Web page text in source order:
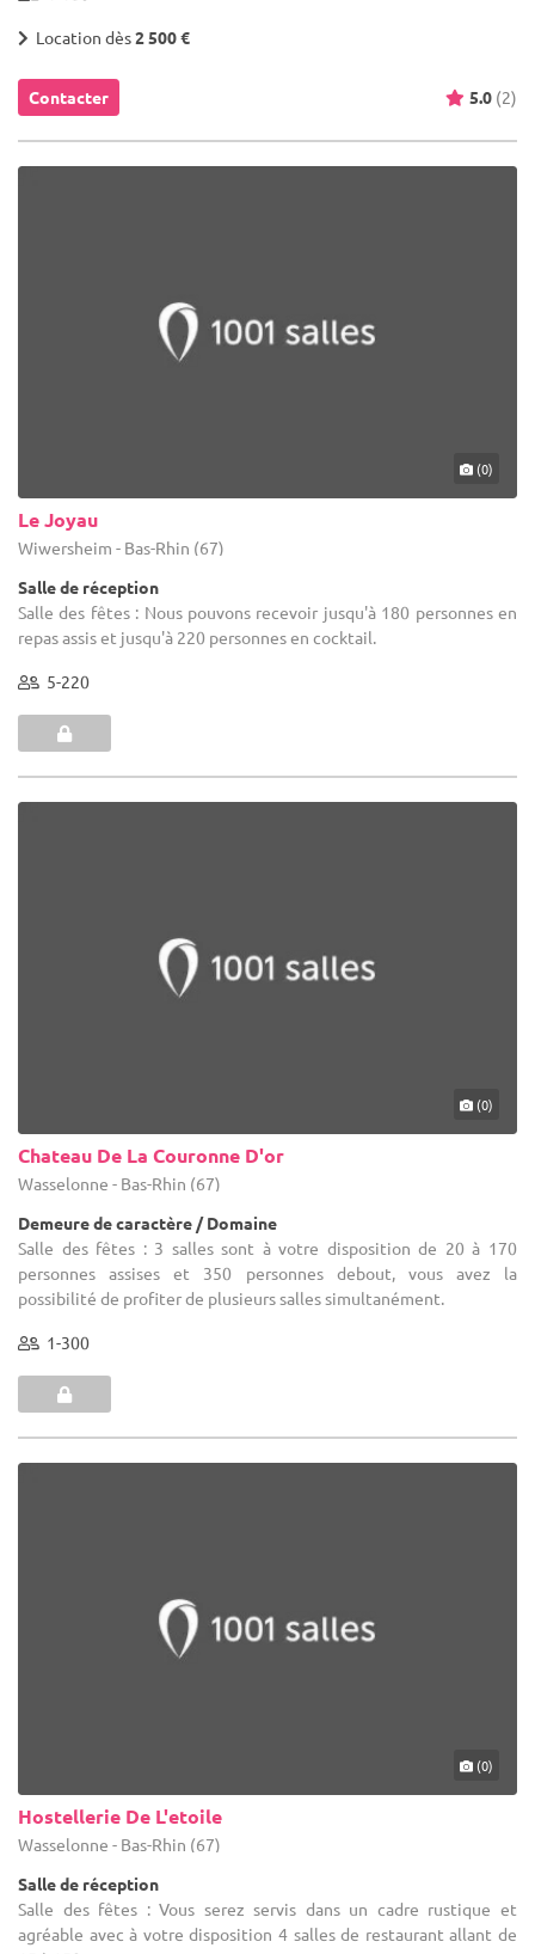
Location dès2 500 €
Contacter 5.0 (2)
(0)
Le Joyau
Wiwersheim - Bas-Rhin (67)
Salle de réception
Salle des fêtes : Nous pouvons recevoir jusqu'à 180 personnes en
repas assis et jusqu'à 220 personnes en cocktail.
5-220
(0)
Chateau De La Couronne D'or
Wasselonne - Bas-Rhin (67)
Demeure de caractère / Domaine
Salle des fêtes : 3 salles sont à votre disposition de 20 à 170
personnes assises et 350 personnes debout, vous avez la
possibilité de profiter de plusieurs salles simultanément.
1-300
(0)
Hostellerie De L'etoile
Wasselonne - Bas-Rhin (67)
Salle de réception
Salle des fêtes : Vous serez servis dans un cadre rustique et
agréable avec à votre disposition 4 salles de restaurant allant de